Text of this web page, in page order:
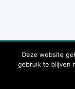
Deze website
gebruik te blijven